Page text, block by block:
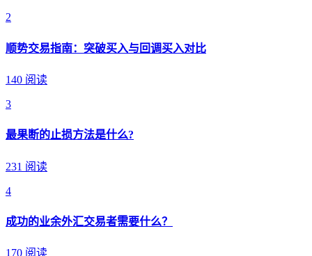
2
顺势交易指南：突破买入与回调买入对比
140 阅读
3
最果断的止损方法是什么?
231 阅读
4
成功的业余外汇交易者需要什么？
170 阅读